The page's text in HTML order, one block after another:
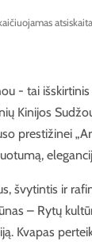
- tai
Kinijos
prestižinei
švytintis ir
– Rytų
Kvapas